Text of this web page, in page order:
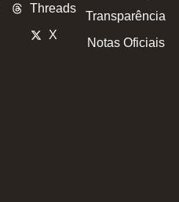
Threads
X
Transparência
Notas Oficiais